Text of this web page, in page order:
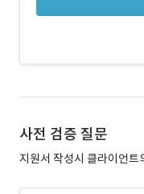
사전 검증 질문
지원서 작성시 클라이언트